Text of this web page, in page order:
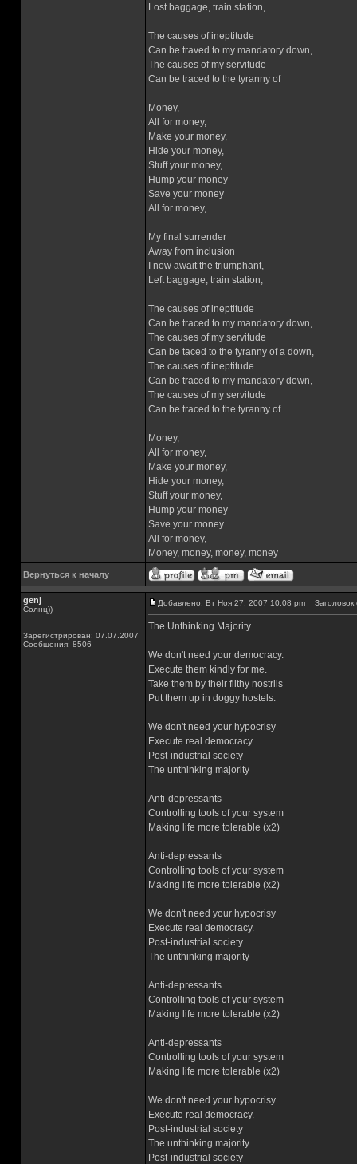
Lost baggage, train station,
The causes of ineptitude
Can be traved to my mandatory down,
The causes of my servitude
Can be traced to the tyranny of
Money,
All for money,
Make your money,
Hide your money,
Stuff your money,
Hump your money
Save your money
All for money,
My final surrender
Away from inclusion
I now await the triumphant,
Left baggage, train station,
The causes of ineptitude
Can be traced to my mandatory down,
The causes of my servitude
Can be taced to the tyranny of a down,
The causes of ineptitude
Can be traced to my mandatory down,
The causes of my servitude
Can be traced to the tyranny of
Money,
All for money,
Make your money,
Hide your money,
Stuff your money,
Hump your money
Save your money
All for money,
Money, money, money, money
Вернуться к началу
genj
Солнц))
Зарегистрирован: 07.07.2007
Сообщения: 8506
Добавлено: Вт Ноя 27, 2007 10:08 pm Заголовок
The Unthinking Majority
We don't need your democracy.
Execute them kindly for me.
Take them by their filthy nostrils
Put them up in doggy hostels.
We don't need your hypocrisy
Execute real democracy.
Post-industrial society
The unthinking majority
Anti-depressants
Controlling tools of your system
Making life more tolerable (x2)
Anti-depressants
Controlling tools of your system
Making life more tolerable (x2)
We don't need your hypocrisy
Execute real democracy.
Post-industrial society
The unthinking majority
Anti-depressants
Controlling tools of your system
Making life more tolerable (x2)
Anti-depressants
Controlling tools of your system
Making life more tolerable (x2)
We don't need your hypocrisy
Execute real democracy.
Post-industrial society
The unthinking majority
Post-industrial society